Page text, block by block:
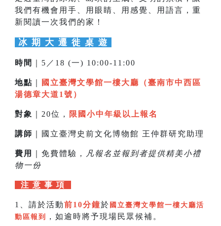
我們有機會用手、用眼睛、用感覺、用語言，重
新閱讀一次我們的家！
冰 期 大 遷 徙 桌 遊
時間 ｜5／18 (一) 10:00-11:00
地點
國立臺灣文學館一樓大廳（臺南市中西區
湯德章大道1號）
對象 ｜20位， 限國小中年級以上報名
講師 ｜國立臺灣史前文化博物館 王仲群研究助理
費用 ｜免費體驗，
凡報名並報到者提供精美小禮
物一份
注 意 事 項
1、請於活動前10分鐘於 國立臺灣文學館一樓大廳活
動區報到
，如逾時將予現場民眾候補。